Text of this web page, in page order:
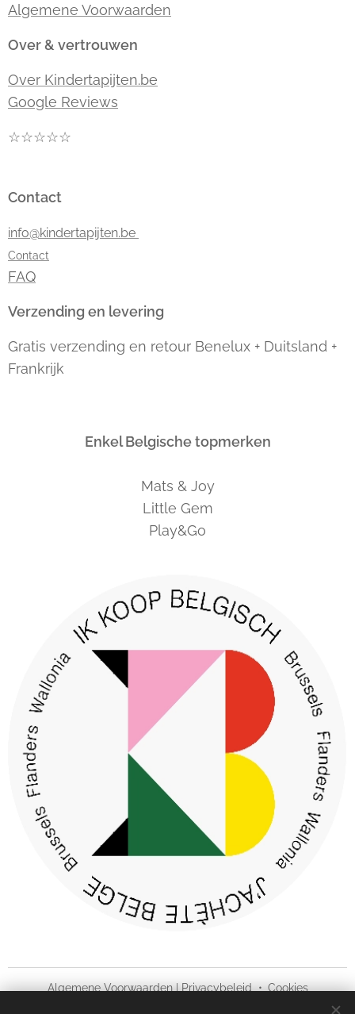
Algemene Voorwaarden
Over & vertrouwen
Over Kindertapijten.be
Google Reviews
☆☆☆☆☆
Contact
info@kindertapijten.be
Contact
FAQ
Verzending en levering
Gratis verzending en retour Benelux + Duitsland +
Frankrijk
Enkel Belgische topmerken
Mats & Joy
Little Gem
Play&Go
Algemene Voorwaarden| Privacybeleid Cookies